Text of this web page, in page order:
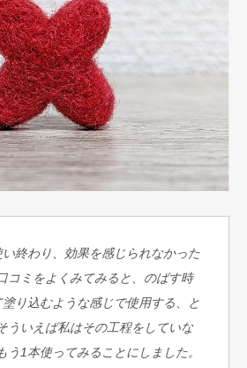
い終わり、効果を感じられなかった
コミをよくみてみると、のばす時
り込むような感じで使用する、と
ういえば私はその工程をしていな
う1本使ってみることにしました。